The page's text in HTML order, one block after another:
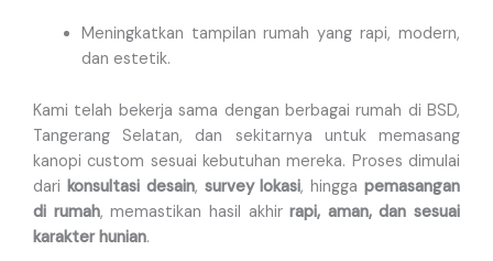
Meningkatkan tampilan rumah yang rapi, modern,
dan estetik.
Kami telah bekerja sama dengan berbagai rumah di BSD,
Tangerang Selatan, dan sekitarnya untuk memasang
kanopi custom sesuai kebutuhan mereka. Proses dimulai
dari konsultasi desain, survey lokasi, hinggapemasangan
di rumah, memastikan hasil akhirrapi, aman, dan sesuai
karakter hunian.